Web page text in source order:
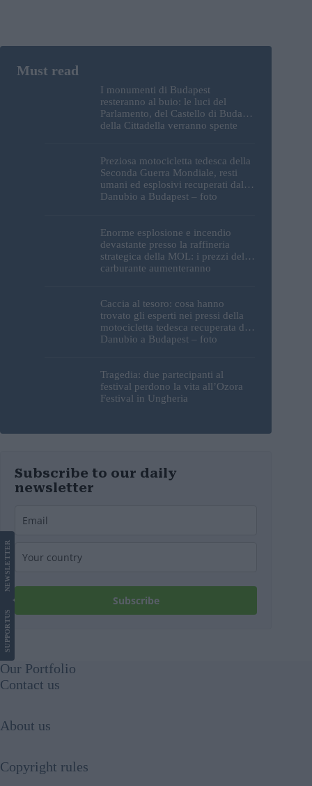
I monumenti di Budapest
resteranno al buio: le luci del
Parlamento, del Castello di Buda e
della Cittadella verranno spente
Preziosa motocicletta tedesca della
Seconda Guerra Mondiale, resti
umani ed esplosivi recuperati dal
Danubio a Budapest – foto
Enorme esplosione e incendio
devastante presso la raffineria
strategica della MOL: i prezzi del
carburante aumenteranno
Caccia al tesoro: cosa hanno
trovato gli esperti nei pressi della
motocicletta tedesca recuperata dal
Danubio a Budapest – foto
Tragedia: due partecipanti al
festival perdono la vita all’Ozora
Festival in Ungheria
Subscribe to our daily
newsletter
Subscribe
SUPPORT
US
NEWS
LETTER
Our Portfolio
Contact us
About us
Copyright rules